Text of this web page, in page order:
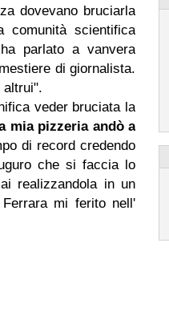
dovevano bruciarla
comunità scientifica
parlato a vanvera
di giornalista.
altrui".
veder bruciata la
mia pizzeria andò a
di record credendo
che si faccia lo
realizzandola in un
mi ferito nell'